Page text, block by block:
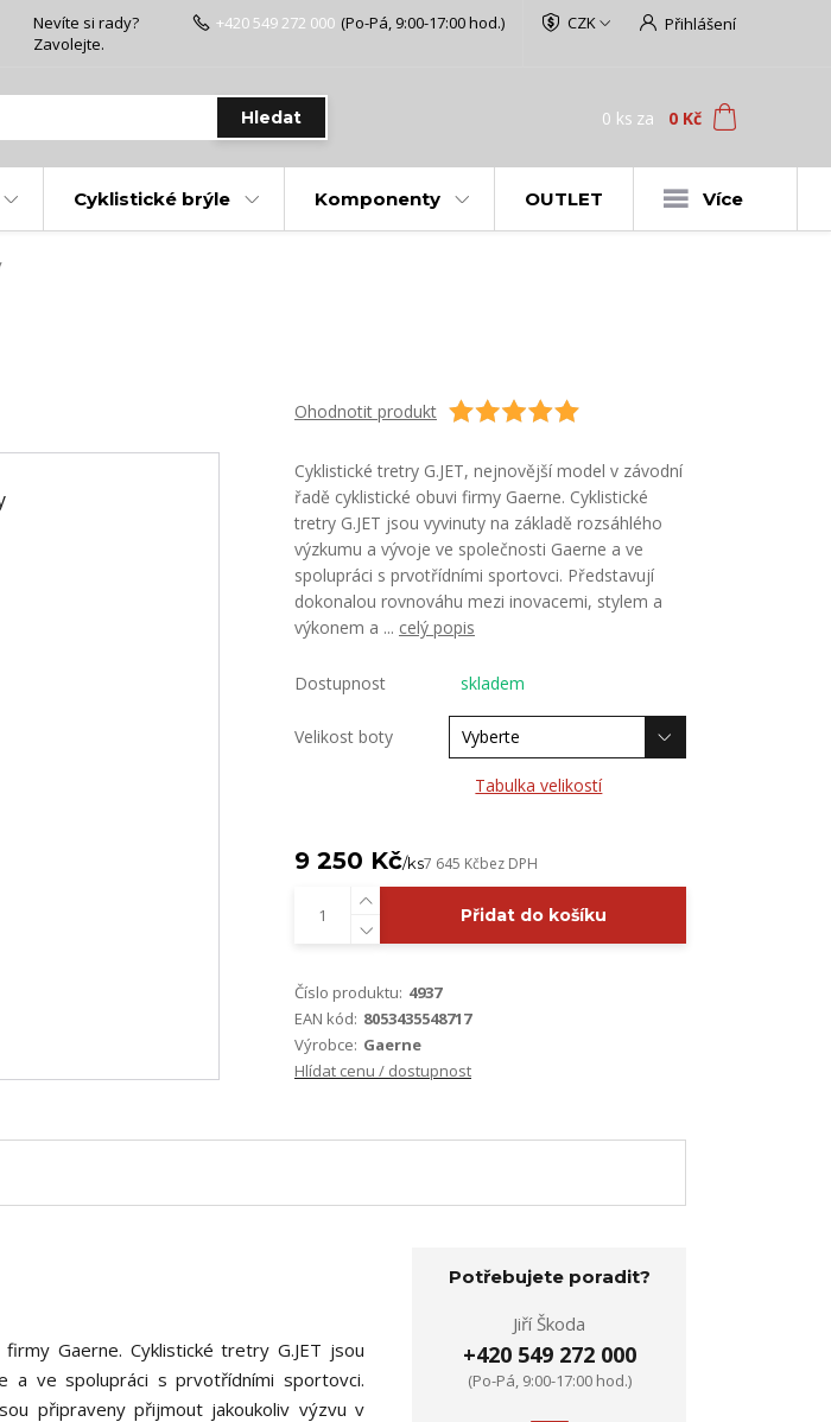
CZK Přihlášení
Hledat
Nevíte si rady?
Zavolejte.
+420 549 272 000 (Po-Pá, 9:00-17:00 hod.)
0 ks za 0 Kč
Cyklistické brýle Komponenty OUTLET Více
Ohodnotit produkt
Cyklistické tretry G.JET, nejnovější model v závodní
řadě cyklistické obuvi firmy Gaerne. Cyklistické
tretry G.JET jsou vyvinuty na základě rozsáhlého
výzkumu a vývoje ve společnosti Gaerne a ve
spolupráci s prvotřídními sportovci. Představují
dokonalou rovnováhu mezi inovacemi, stylem a
výkonem a ... celý popis
Dostupnost skladem
Velikost boty
Tabulka velikostí
9 250 Kč/ks7 645 Kčbez DPH
Přidat do košíku
Číslo produktu: 4937
EAN kód: 8053435548717
Výrobce: Gaerne
Hlídat cenu / dostupnost
Gaerne. Cyklistické tretry G.JET jsou
a ve spolupráci s prvotřídními sportovci.
připraveny přijmout jakoukoliv výzvu v
Potřebujete poradit?
Jiří Škoda
+420 549 272 000
(Po-Pá, 9:00-17:00 hod.)